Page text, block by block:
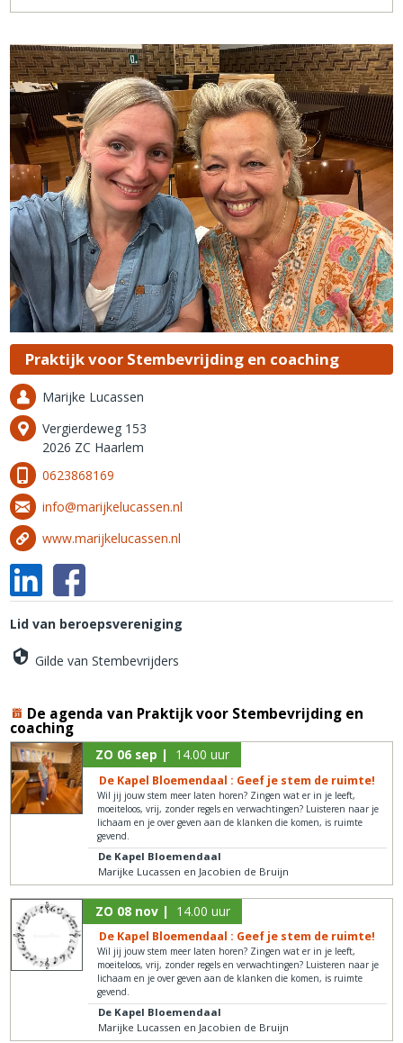
Praktijk voor Stembevrijding en coaching
Marijke Lucassen
Vergierdeweg 153
2026 ZC Haarlem
0623868169
info@marijkelucassen.nl
www.marijkelucassen.nl
Lid van beroepsvereniging
Gilde van Stembevrijders
De agenda van Praktijk voor Stembevrijding en
coaching
ZO 06 sep | 14.00 uur
De Kapel Bloemendaal : Geef je stem de ruimte!
Wil jij jouw stem meer laten horen? Zingen wat er in je leeft,
moeiteloos, vrij, zonder regels en verwachtingen? Luisteren naar je
lichaam en je over geven aan de klanken die komen, is ruimte
gevend.
De Kapel Bloemendaal
Marijke Lucassen en Jacobien de Bruijn
ZO 08 nov | 14.00 uur
De Kapel Bloemendaal : Geef je stem de ruimte!
Wil jij jouw stem meer laten horen? Zingen wat er in je leeft,
moeiteloos, vrij, zonder regels en verwachtingen? Luisteren naar je
lichaam en je over geven aan de klanken die komen, is ruimte
gevend.
De Kapel Bloemendaal
Marijke Lucassen en Jacobien de Bruijn